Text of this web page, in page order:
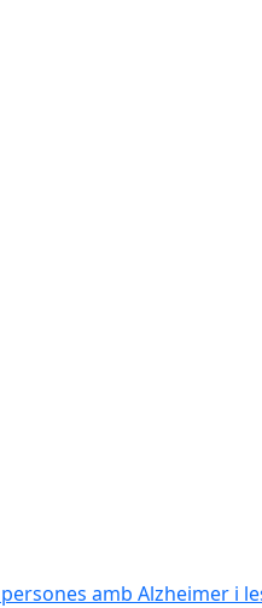
amb Alzheimer i